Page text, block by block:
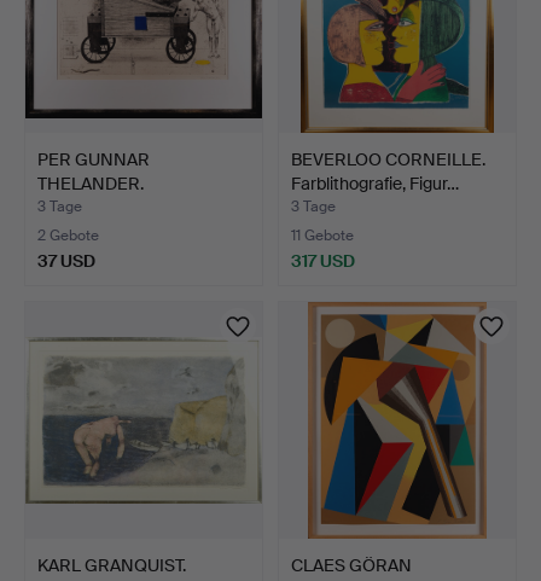
PER GUNNAR
THELANDER.
Farbradierung, signi…
3 Tage
2 Gebote
37 USD
BEVERLOO CORNEILLE.
Farblithografie, Figur…
3 Tage
11 Gebote
317 USD
KARL GRANQUIST.
CLAES GÖRAN